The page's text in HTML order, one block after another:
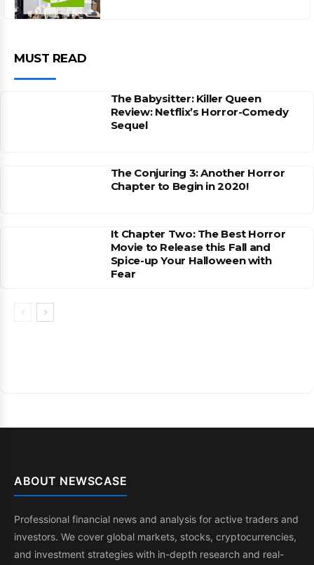
MUST READ
The Babysitter: Killer Queen
Review: Netflix’s Horror-Comedy
Sequel
The Conjuring 3: Another Horror
Chapter to Begin in 2020!
It Chapter Two: The Best Horror
Movie to Release this Fall and
Spice-up Your Halloween with
Fear
ABOUT NEWSCASE
Professional financial news and analysis for active traders and
investors. We cover global markets, stocks, cryptocurrencies,
and investment strategies with in-depth research and real-